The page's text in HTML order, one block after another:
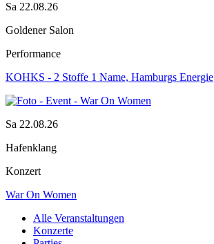
Sa 22.08.26
Goldener Salon
Performance
KOHKS - 2 Stoffe 1 Name, Hamburgs Energie
Sa 22.08.26
Hafenklang
Konzert
War On Women
Alle Veranstaltungen
Konzerte